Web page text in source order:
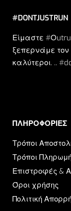
#DONTJUSTRUN
Είμαστε
ξεπερνάμε
καλύτεροι. ..
ΠΛΗΡΟΦΟΡΙΕΣ​
Τρόποι
Τρόποι
Επιστροφές &
Όροι χρήσης
Πολιτική